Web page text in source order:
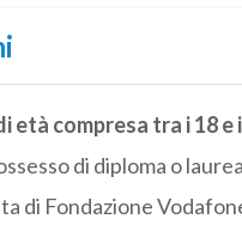
età compresa tra i 18 e
di diploma o
di Fondazione